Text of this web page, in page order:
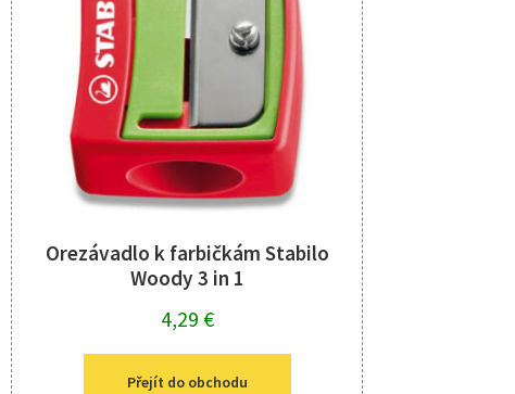
Orezávadlo k farbičkám Stabilo
Woody 3 in 1
4,29 €
Přejít do obchodu